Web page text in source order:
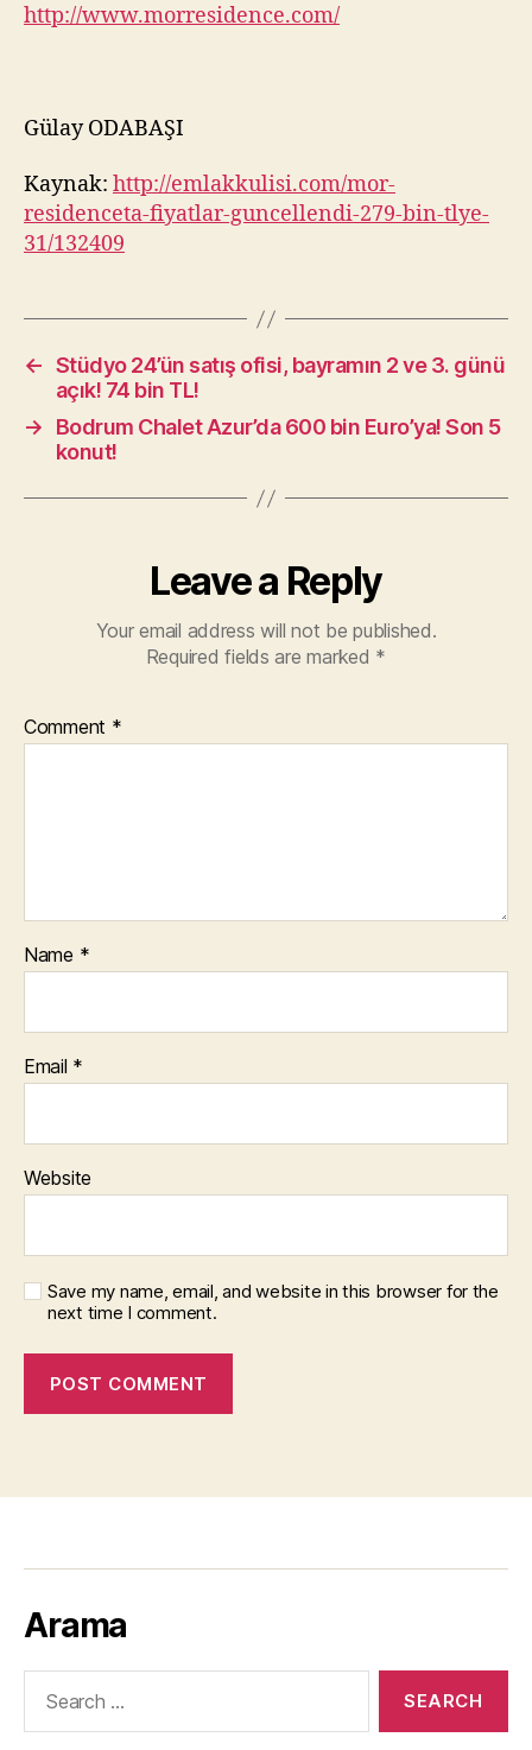
http://www.morresidence.com/
Gülay ODABAŞI
Kaynak: http://emlakkulisi.com/mor-
residenceta-fiyatlar-guncellendi-279-bin-tlye-
31/132409
← Stüdyo 24’ün satış ofisi, bayramın 2 ve 3. günü
açık! 74 bin TL!
→
Bodrum Chalet Azur’da 600 bin Euro’ya! Son 5
konut!
Leave a Reply
Your email address will not be published.
Required fields are marked *
Comment *
Name *
Email *
Website
Save my name, email, and website in this browser for the
next time I comment.
Arama